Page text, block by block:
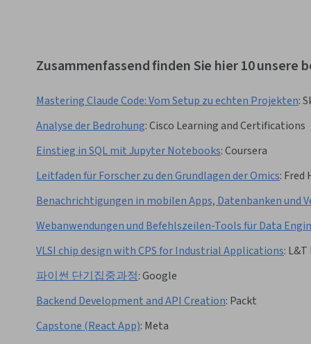
Zusammenfassend finden Sie hier 10 unsere
Mastering Claude Code: Vom Setup zu echten Projekten:
Analyse der Bedrohung:Cisco Learning and Certifications
Einstieg in SQL mit Jupyter Notebooks:Coursera
Leitfaden für Forscher zu den Grundlagen der Omics: Fred
Benachrichtigungen in mobilen Apps, Datenbanken und
Webanwendungen und Befehlszeilen-Tools für Data
VLSI chip design with CPS for Industrial Applications: L&T
파이썬 단기집중과정:Google
Backend Development and API Creation: Packt
Capstone (React App): Meta